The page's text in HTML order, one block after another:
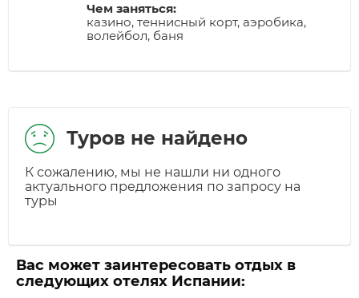
Чем заняться:
казино, теннисный корт, аэробика,
волейбол, баня
Туров не найдено
К сожалению, мы не нашли ни одного
актуального предложения по запросу на
туры
Вас может заинтересовать отдых в
следующих отелях Испании: